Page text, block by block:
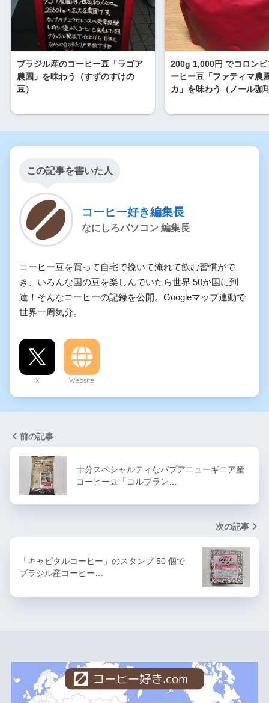
ブラジル産のコーヒー豆「ラゴア
農園」を味わう（すずのすけの
豆）
200g 1,000円 でコロンビ
ーヒー豆「ファティマ農
カ」を味わう（ノール珈
この記事を書いた人
コーヒー好き編集長
なにしろパソコン 編集長
コーヒー豆を買って自宅で挽いて淹れて飲む習慣がで
き、いろんな国の豆を楽しんでいたら世界 50か国に到
達！そんなコーヒーの記録を公開。Googleマップ連動で
世界一周気分。
X Website
前の記事
十分スペシャルティなパプアニューギニア産
コーヒー豆「コルブラン…
次の記事
「キャピタルコーヒー」のスタンプ 50 個で
ブラジル産コーヒー…